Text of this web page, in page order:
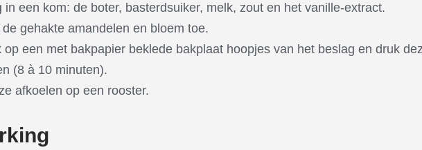
in een kom: de boter, basterdsuiker, melk, zout en het vanille-extract.
de gehakte amandelen en bloem toe.
op een met bakpapier beklede bakplaat hoopjes van het beslag en druk
(8 à 10 minuten).
afkoelen op een rooster.